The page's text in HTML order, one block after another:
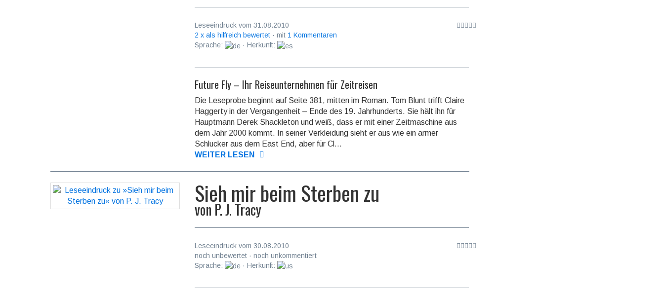
Leseeindruck vom 31.08.2010
2 x als hilfreich bewertet · mit 1 Kommentaren
Sprache:
· Herkunft:
Future Fly – Ihr Reiseunternehmen für Zeitreisen
Die Leseprobe beginnt auf Seite 381, mitten im Roman. Tom Blunt trifft Claire
Haggerty in der Vergangenheit – Ende des 19. Jahrhunderts. Sie hält ihn für
Hauptmann Derek Shackleton und weiß, dass er mit einer Zeitmaschine aus
dem Jahr 2000 kommt. In seiner Verkleidung sieht er aus wie ein armer
Schlucker aus dem East End, aber für Cl...
WEITER LESEN
Sieh mir beim Sterben zu
von P. J. Tracy
Leseeindruck vom 30.08.2010
noch unbewertet · noch unkommentiert
Sprache:
· Herkunft: